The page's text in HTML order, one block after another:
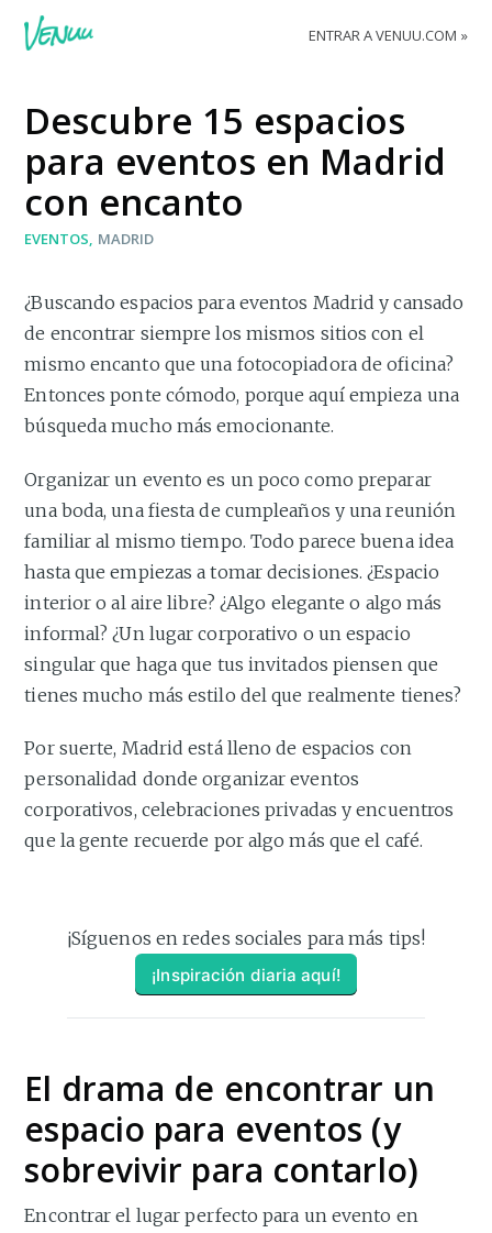
ENTRAR A VENUU.COM
Descubre 15 espacios
para eventos en Madrid
con encanto
EVENTOS MADRID
¿Buscando espacios para eventos Madrid y cansado
de encontrar siempre los mismos sitios con el
mismo encanto que una fotocopiadora de oficina?
Entonces ponte cómodo, porque aquí empieza una
búsqueda mucho más emocionante.
Organizar un evento es un poco como preparar
una boda, una fiesta de cumpleaños y una reunión
familiar al mismo tiempo. Todo parece buena idea
hasta que empiezas a tomar decisiones. ¿Espacio
interior o al aire libre? ¿Algo elegante o algo más
informal? ¿Un lugar corporativo o un espacio
singular que haga que tus invitados piensen que
tienes mucho más estilo del que realmente tienes?
Por suerte, Madrid está lleno de espacios con
personalidad donde organizar eventos
corporativos, celebraciones privadas y encuentros
que la gente recuerde por algo más que el café.
¡Síguenos en redes sociales para más tips!
¡Inspiración diaria aquí!
El drama de encontrar un
espacio para eventos (y
sobrevivir para contarlo)
Encontrar el lugar perfecto para un evento en